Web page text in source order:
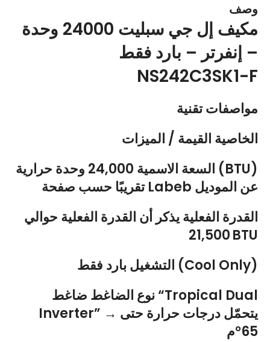
وصف
مكيف إل جي سبليت 24000 وحدة
– إنفرتر – بارد فقط
NS242C3SK1-F
مواصفات تقنية
الخاصية القيمة / الميزات
السعة الاسمية 24,000 وحدة حرارية (BTU)
تقريبًا حسب صفحة Labeb عن الموديل
القدرة الفعلية يذكر أن القدرة الفعلية حوالي
21,500 BTU
التشغيل بارد فقط (Cool Only)
نوع الضاغط ضاغط “Tropical Dual
Inverter” → يتحمّل درجات حرارة حتى
65°م